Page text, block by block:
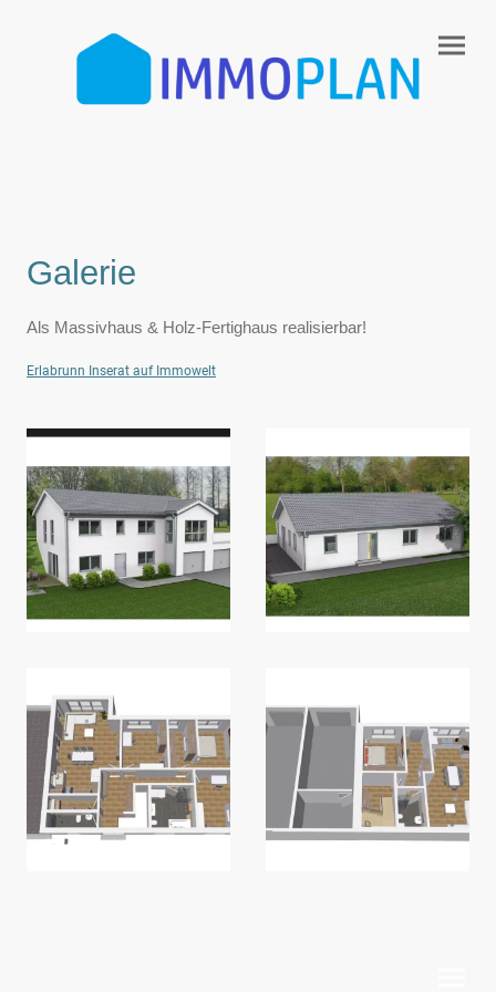
Galerie
Als Massivhaus & Holz-Fertighaus realisierbar!
Erlabrunn Inserat auf Immowelt